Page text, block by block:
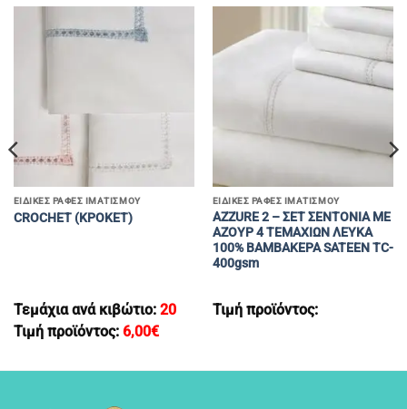
EΙΔΙΚΈΣ ΡΑΦΈΣ ΙΜΑΤΙΣΜΟΎ
CROCHET (ΚΡΟΚΕΤ)
Τεμάχια ανά κιβώτιο: 20
Τιμή προϊόντος: 6,00€
EΙΔΙΚΈΣ ΡΑΦΈΣ ΙΜΑΤΙΣΜΟΎ
AZZURE 2 – ΣΕΤ ΣΕΝΤΟΝΙΑ ΜΕ
ΑΖΟΥΡ 4 ΤΕΜΑΧΙΩΝ ΛΕΥΚΑ
100% BΑΜΒΑΚΕΡΑ SATEEN TC-
400gsm
Τιμή προϊόντος: